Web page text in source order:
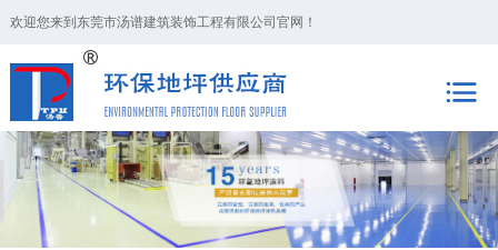
欢迎您来到东莞市汤谱建筑装饰工程有限公司官网！